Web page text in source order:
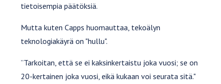
tietoisempia päätöksiä.
Mutta kuten Capps huomauttaa, tekoälyn
teknologiakäyrä on "hullu".
”Tarkoitan, että se ei kaksinkertaistu joka vuosi; se on
20-kertainen joka vuosi, eikä kukaan voi seurata sitä."